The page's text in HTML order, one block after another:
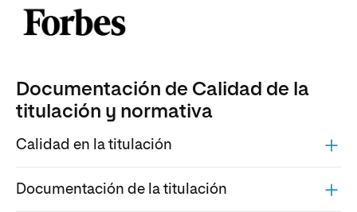
Documentación de Calidad de la
titulación y normativa
Calidad en la titulación
Documentación de la titulación